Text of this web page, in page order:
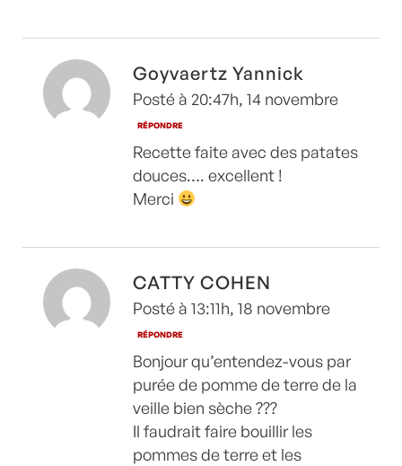
Goyvaertz Yannick
Posté à 20:47h, 14 novembre
RÉPONDRE
Recette faite avec des patates
douces…. excellent !
Merci
CATTY COHEN
Posté à 13:11h, 18 novembre
RÉPONDRE
Bonjour qu’entendez-vous par
purée de pomme de terre de la
veille bien sèche ???
Il faudrait faire bouillir les
pommes de terre et les